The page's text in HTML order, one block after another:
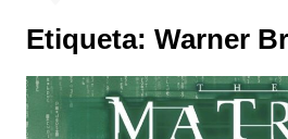
Etiqueta: Warner